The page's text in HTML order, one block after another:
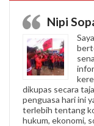
Nipi
dikupas secara
penguasa hari ini
terlebih tentang
hukum, ekonomi,